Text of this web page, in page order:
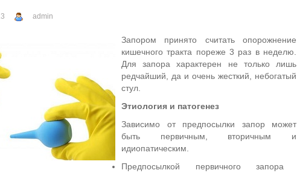
admin
Запором принято считать опорожнение
кишечного тракта пореже 3 раз в неделю.
Для запора характерен не только лишь
редчайший, да и очень жесткий, небогатый
стул.
Этиология и патогенез
Зависимо от предпосылки запор может
быть первичным, вторичным и
идиопатическим.
Предпосылкой первичного запора